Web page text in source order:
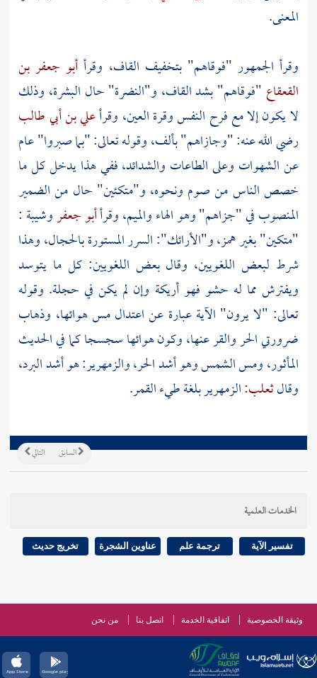
المعنى.
وقرأ الجمهور "فوقاهم" بتخفيف القاف، وقرأ أبو جعفر بن
القعقاع "فوقاهم" بشد القاف، و"النضرة" حال البشرة، وذلك
لا يكون إلا مع فرح النفس وقرة العين، وقرأعلي بن أبي طالب
رضي الله عنه: "وجازاهم" بألف، وقوله تعالى: "بما صبروا" عام
عن الشهوات وعلى الطاعات والشدائد، ففي هذا يدخل كل ما
خصص الناس من صوم ونحوه، و"متكئين" حال من الضمير
المنصوب في "جزاهم" وهو الهاء والميم، وقرأأبو جعفروشيبة :
"متكين" بغير همز، و"الأرائك": السرر المستورة بالحجال، وهذا
شرط لبعض اللغويين، وقال بعض اللغويين: كل ما يتوسد
ويفترش مما له حشو فهو أريكة وإن لم يكن في حجلة. وقوله
تعالى: "لا يرون" الآية عبارة عن اعتدال مس هوائها، وذهاب
ضرورتي الحر والقر عنها، وكون هوائها سجسجا كما في الحديث
المأثور، ومس الشمس وهو أشد الحر، والزمهرير: هو أشد البرد،
وقالثعلب:الزمهرير بلغةطيءالقمر.
التالي السابق
الخدمات العلمية
تفسير الآية ترجمة علم عناوين الشجرة تخريج حديث
وثيقة الخصوصية اتفاقية الخدمة اتصل بنا من نحن